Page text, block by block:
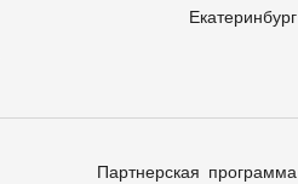
Екатеринбург
Партнерская программа